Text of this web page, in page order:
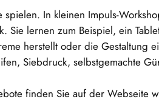
In kleinen Impuls-
lernen zum Beispiel, ein
herstellt oder die Gestaltung
Siebdruck, selbstgemachte
finden Sie auf der Webseite